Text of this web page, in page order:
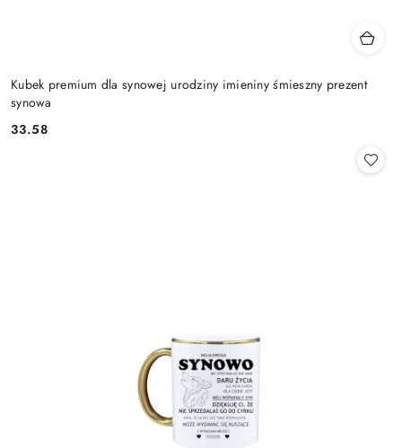
Kubek premium dla synowej urodziny imieniny śmieszny prezent
synowa
Cena:
33.58